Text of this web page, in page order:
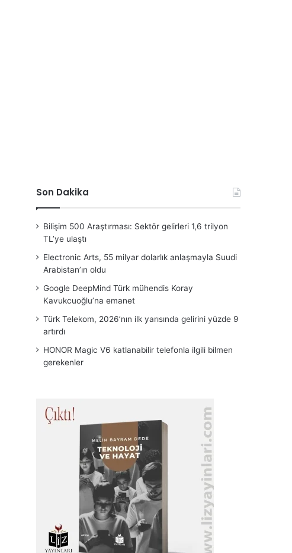
Son Dakika
Bilişim 500 Araştırması: Sektör gelirleri 1,6 trilyon
TL’ye ulaştı
Electronic Arts, 55 milyar dolarlık anlaşmayla Suudi
Arabistan’ın oldu
Google DeepMind Türk mühendis Koray
Kavukcuoğlu’na emanet
Türk Telekom, 2026’nın ilk yarısında gelirini yüzde 9
artırdı
HONOR Magic V6 katlanabilir telefonla ilgili bilmen
gerekenler